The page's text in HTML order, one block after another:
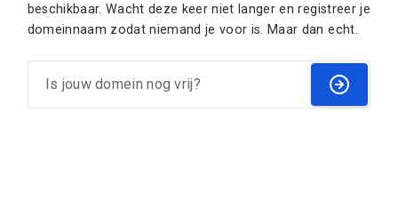
beschikbaar. Wacht deze keer niet langer en registreer je
domeinnaam zodat niemand je voor is. Maar dan echt.